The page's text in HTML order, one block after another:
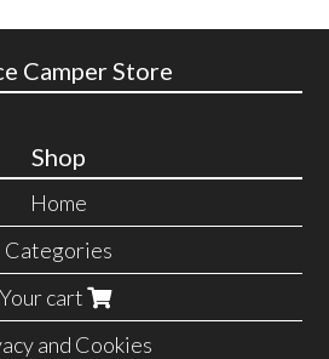
Camper Store
Shop
Home
Categories
Your cart
and Cookies